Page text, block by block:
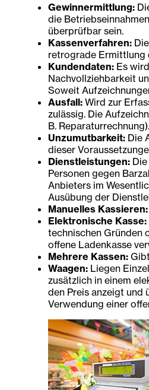
Gewinnermittlung:
die
überprüfbar sein.
Kassenverfahren:Die
retrograde Ermittlung
Kundendaten:Es
Nachvollziehbarkeit
Soweit
Ausfall:Wird zur
zulässig. Die
B. Reparaturrechnung).
Unzumutbarkeit:Die
dieser
Dienstleistungen:Die
Personen gegen
Anbieters im
Ausübung der
Manuelles Kassieren:
Elektronische Kasse:
technischen Gründen
offene Ladenkasse
Mehrere Kassen:Gibt
Waagen:Liegen
zusätzlich in einem
den Preis anzeigt und
Verwendung einer